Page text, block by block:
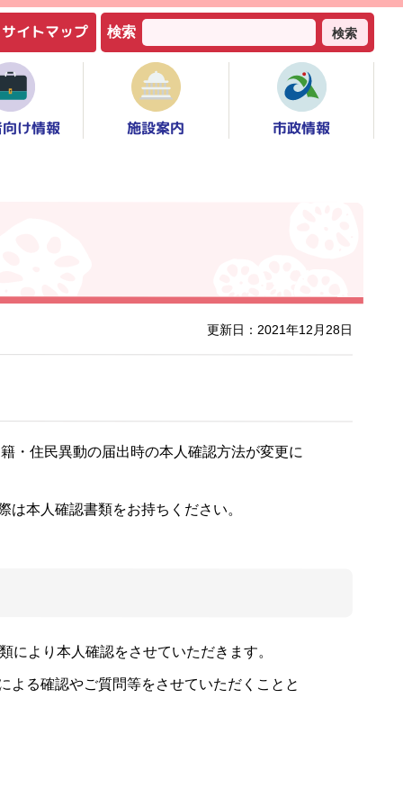
サイトマップ 検索 検索
け情報 施設案内 市政情報
更新日：2021年12月28日
・住民異動の届出時の本人確認方法が変更に
本人確認書類をお持ちください。
より本人確認をさせていただきます。
る確認やご質問等をさせていただくことと